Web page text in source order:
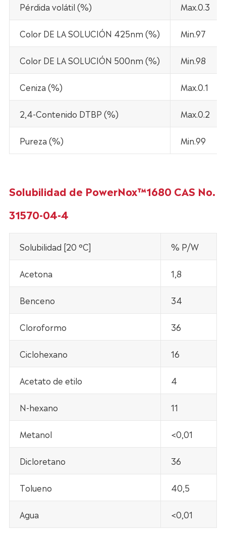
Pérdida volátil (%) Max.0.3
Color DE LA SOLUCIÓN 425nm (%) Min.97
Color DE LA SOLUCIÓN 500nm (%) Min.98
Ceniza (%) Max.0.1
2,4-Contenido DTBP (%) Max.0.2
Pureza (%) Min.99
Solubilidad de PowerNox™1680 CAS No.
31570-04-4
Solubilidad [20 °C] % P/W
Acetona 1,8
Benceno 34
Cloroformo 36
Ciclohexano 16
Acetato de etilo 4
N-hexano 11
Metanol <0,01
Dicloretano 36
Tolueno 40,5
Agua <0,01